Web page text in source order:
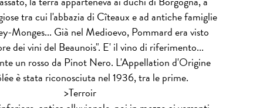
tra cui l'abbazia di Cîteaux e ad antiche famiglie
Monges... Già nel Medioevo, Pommard era visto
dei vini del Beaunois". E' il vino di riferimento...
un rosso da Pinot Nero. L'Appellation d'Origine
è stata riconosciuta nel 1936, tra le prime.
>Terroir